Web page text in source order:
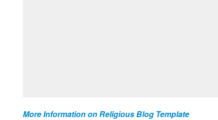
More Information on Religious Blog Template